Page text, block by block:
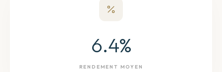
6.4%
RENDEMENT MOYEN